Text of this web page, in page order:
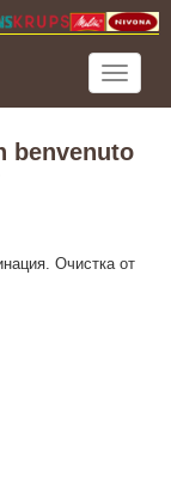
Toggle
benvenuto
Очистка от